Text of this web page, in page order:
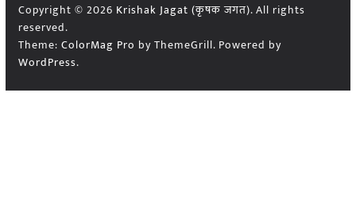
Copyright © 2026 Krishak Jagat (कृषक जगत). All rights
reserved.
Theme: ColorMag Pro by ThemeGrill. Powered by
WordPress.